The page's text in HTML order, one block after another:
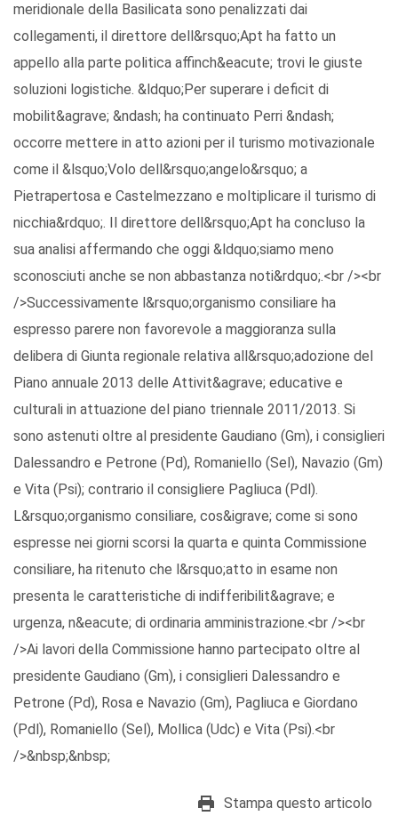
meridionale della Basilicata sono penalizzati dai
collegamenti, il direttore dell&rsquo;Apt ha fatto un
appello alla parte politica affinch&eacute; trovi le giuste
soluzioni logistiche. &ldquo;Per superare i deficit di
mobilit&agrave; &ndash; ha continuato Perri &ndash;
occorre mettere in atto azioni per il turismo motivazionale
come il &lsquo;Volo dell&rsquo;angelo&rsquo; a
Pietrapertosa e Castelmezzano e moltiplicare il turismo di
nicchia&rdquo;. Il direttore dell&rsquo;Apt ha concluso la
sua analisi affermando che oggi &ldquo;siamo meno
sconosciuti anche se non abbastanza noti&rdquo;.<br /><br
/>Successivamente l&rsquo;organismo consiliare ha
espresso parere non favorevole a maggioranza sulla
delibera di Giunta regionale relativa all&rsquo;adozione del
Piano annuale 2013 delle Attivit&agrave; educative e
culturali in attuazione del piano triennale 2011/2013. Si
sono astenuti oltre al presidente Gaudiano (Gm), i consiglieri
Dalessandro e Petrone (Pd), Romaniello (Sel), Navazio (Gm)
e Vita (Psi); contrario il consigliere Pagliuca (Pdl).
L&rsquo;organismo consiliare, cos&igrave; come si sono
espresse nei giorni scorsi la quarta e quinta Commissione
consiliare, ha ritenuto che l&rsquo;atto in esame non
presenta le caratteristiche di indifferibilit&agrave; e
urgenza, n&eacute; di ordinaria amministrazione.<br /><br
/>Ai lavori della Commissione hanno partecipato oltre al
presidente Gaudiano (Gm), i consiglieri Dalessandro e
Petrone (Pd), Rosa e Navazio (Gm), Pagliuca e Giordano
(Pdl), Romaniello (Sel), Mollica (Udc) e Vita (Psi).<br
/>&nbsp;&nbsp;
Stampa questo articolo